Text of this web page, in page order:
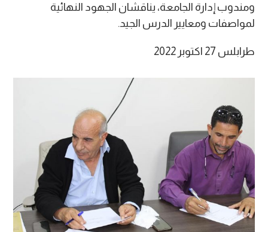
ومندوب إدارة الجامعة، يناقشان الجهود النهائية
لمواصفات ومعايير الدرس الجيد.
طرابلس 27 اكتوبر 2022